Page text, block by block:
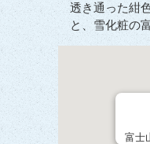
透き通った紺
と、雪化粧の
富士